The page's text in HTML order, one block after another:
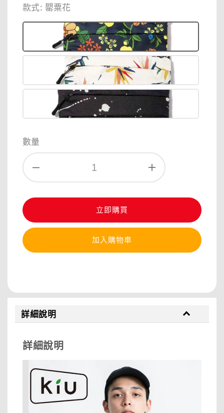
款式: 罌粟花
數量
立即購買
加入購物車
詳細說明
詳細說明